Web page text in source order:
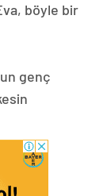
böyle bir
genç